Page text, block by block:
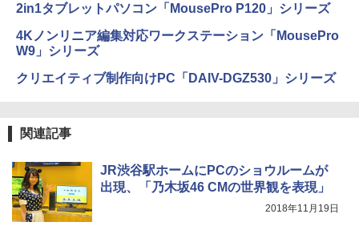
2in1タブレットパソコン「MousePro P120」シリーズ
4Kノンリニア編集対応ワークステーション「MousePro
W9」シリーズ
クリエイティブ制作向けPC「DAIV-DGZ530」シリーズ
関連記事
JR渋谷駅ホームにPCのショウルームが
出現、「乃木坂46 CMの世界観を表現」
2018年11月19日